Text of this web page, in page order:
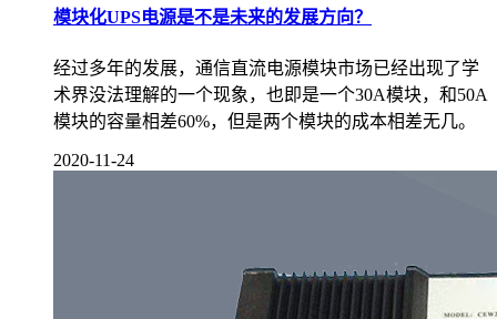
模块化UPS电源是不是未来的发展方向？
经过多年的发展，通信直流电源模块市场已经出现了学
术界没法理解的一个现象，也即是一个30A模块，和50A
模块的容量相差60%，但是两个模块的成本相差无几。
2020-11-24